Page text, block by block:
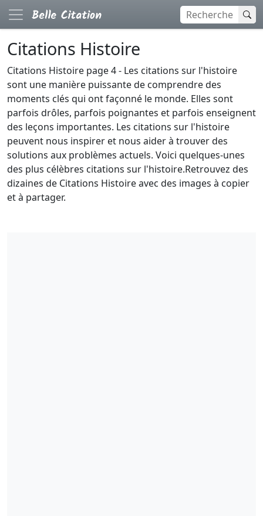
Citations Histoire
Citations Histoire page 4 - Les citations sur l'histoire
sont une manière puissante de comprendre des
moments clés qui ont façonné le monde. Elles sont
parfois drôles, parfois poignantes et parfois enseignent
des leçons importantes. Les citations sur l'histoire
peuvent nous inspirer et nous aider à trouver des
solutions aux problèmes actuels. Voici quelques-unes
des plus célèbres citations sur l'histoire.Retrouvez des
dizaines de Citations Histoire avec des images à copier
et à partager.